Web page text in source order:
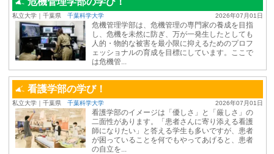
2026年07月01日
私立大学｜千葉県 千葉科学大学
危機管理学部は、危機管理の専門家の養成を目指
し、危機を未然に防ぎ、万が一発生したとしても
人的・物的な被害を最小限に抑えるためのプロフ
ェッショナルの育成を目標にしています。ここで
は危機管...
看護学部の学び！
2026年07月01日
私立大学｜千葉県 千葉科学大学
看護学部のイメージは「優しさ」と「厳しさ」の
二面性があります。「患者さんに寄り添える看護
師になりたい」と答える学生も多いですが、患者
が困っていることを何でもやってあげると、患者
の自立を...